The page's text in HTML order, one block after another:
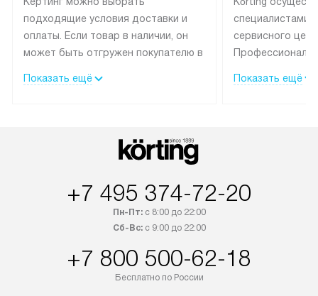
подходящие условия доставки и
оплаты. Если товар в наличии, он
может быть отгружен покупателю в
оплачивается дополнительно.
Показать ещё
специалистами
сервисного
эксплуатации
Показать ещё
+7 495 374-72-20
Пн-Пт:с 8:00 до 22:00
Сб-Вс:с 9:00 до 22:00
+7 800 500-62-18
Бесплатно по России